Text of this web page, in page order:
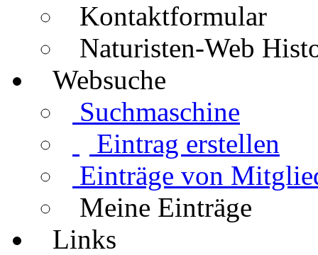
Kontaktformular
Naturisten-Web
Websuche
Suchmaschine
Eintrag erstellen
Einträge von
Meine Einträge
Links